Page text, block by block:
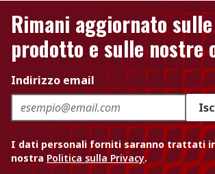
Rimani aggiornato
prodotto e sulle nostre
Indirizzo email
I dati personali forniti saranno trattati
nostra Politica sulla Privacy.